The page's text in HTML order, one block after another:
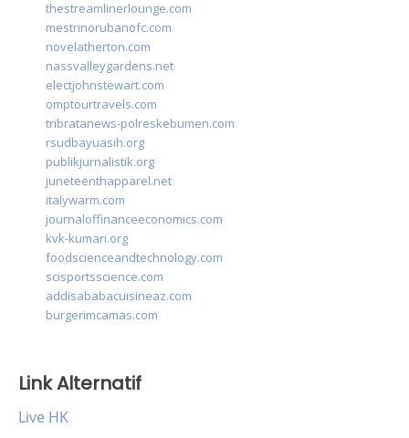
thestreamlinerlounge.com
mestrinorubanofc.com
novelatherton.com
nassvalleygardens.net
electjohnstewart.com
omptourtravels.com
tribratanews-polreskebumen.com
rsudbayuasih.org
publikjurnalistik.org
juneteenthapparel.net
italywarm.com
journaloffinanceeconomics.com
kvk-kumari.org
foodscienceandtechnology.com
scisportsscience.com
addisababacuisineaz.com
burgerimcamas.com
Link Alternatif
Live HK